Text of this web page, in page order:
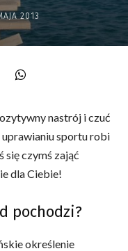
2013
nastrój i czuć
uprawianiu sportu robi
się czymś zająć
dla Ciebie!
pochodzi?
określenie